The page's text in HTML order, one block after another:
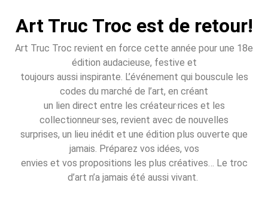
Art Truc Troc est de retour!
Art Truc Troc revient en force cette année pour une 18e
édition audacieuse, festive et
toujours aussi inspirante. L’événement qui bouscule les
codes du marché de l’art, en créant
un lien direct entre les créateur·rices et les
collectionneur·ses, revient avec de nouvelles
surprises, un lieu inédit et une édition plus ouverte que
jamais. Préparez vos idées, vos
envies et vos propositions les plus créatives… Le troc
d’art n’a jamais été aussi vivant.